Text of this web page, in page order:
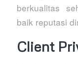
berkualitas
baik reputasi
Client